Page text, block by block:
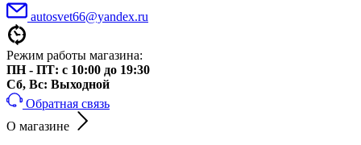
autosvet66@yandex.ru
Режим работы магазина:
ПН - ПТ: с 10:00 до 19:30
Сб, Вс: Выходной
Обратная связь
О магазине